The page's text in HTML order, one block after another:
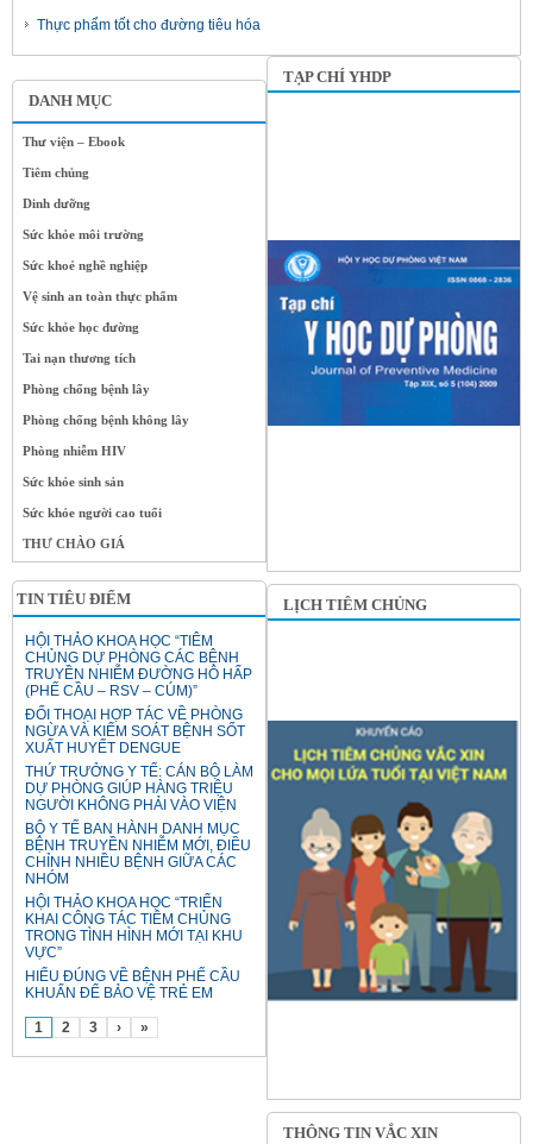
DANH MỤC
Thư viện – Ebook
Tiêm chủng
Dinh dưỡng
Sức khỏe môi trường
Sức khoẻ nghề nghiệp
Vệ sinh an toàn thực phẩm
Sức khỏe học đường
Tai nạn thương tích
Phòng chống bệnh lây
Phòng chống bệnh không lây
Phòng nhiễm HIV
Sức khỏe sinh sản
Sức khỏe người cao tuổi
THƯ CHÀO GIÁ
TIN TIÊU ĐIỂM
HỘI THẢO KHOA HỌC “TIÊM
CHỦNG DỰ PHÒNG CÁC BỆNH
TRUYỀN NHIỄM ĐƯỜNG HÔ HẤP
(PHẾ CẦU – RSV – CÚM)”
ĐỐI THOẠI HỢP TÁC VỀ PHÒNG
NGỪA VÀ KIỂM SOÁT BỆNH SỐT
XUẤT HUYẾT DENGUE
THỨ TRƯỞNG Y TẾ: CÁN BỘ LÀM
DỰ PHÒNG GIÚP HÀNG TRIỆU
NGƯỜI KHÔNG PHẢI VÀO VIỆN
BỘ Y TẾ BAN HÀNH DANH MỤC
BỆNH TRUYỀN NHIỄM MỚI, ĐIỀU
CHỈNH NHIỀU BỆNH GIỮA CÁC
NHÓM
HỘI THẢO KHOA HỌC “TRIỂN
KHAI CÔNG TÁC TIÊM CHỦNG
TRONG TÌNH HÌNH MỚI TẠI KHU
VỰC”
HIỂU ĐÚNG VỀ BỆNH PHẾ CẦU
KHUẨN ĐỂ BẢO VỆ TRẺ EM
1 2 3 › »
Thực phẩm tốt cho đường tiêu hóa
TẠP CHÍ YHDP
LỊCH TIÊM CHỦNG
THÔNG TIN VẮC XIN